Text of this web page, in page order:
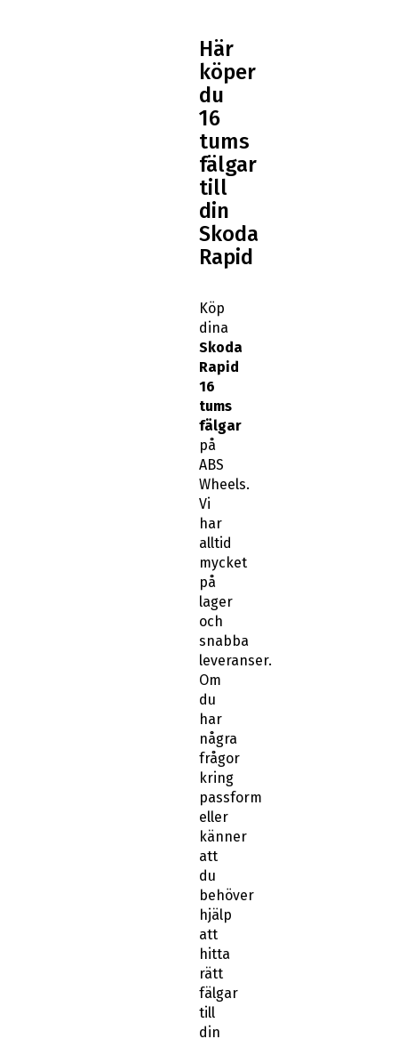
Här
köper
du
16
tums
fälgar
till
din
Skoda
Rapid
Köp
dina
Skoda
Rapid
16
tums
fälgar
på
ABS
Wheels.
Vi
har
alltid
mycket
på
lager
och
snabba
leveranser.
Om
du
har
några
frågor
kring
passform
eller
känner
att
du
behöver
hjälp
att
hitta
rätt
fälgar
till
din